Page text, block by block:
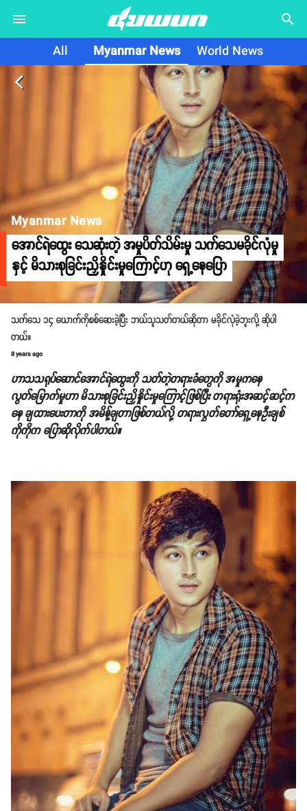
search
All Myanmar News World News
arrow_back_ios
Myanmar News
အောင်ရဲထွေး သေဆုံးတဲ့ အမှုပိတ်သိမ်းမှု သက်သေမခိုင်လုံမှု
နှင့် မိသားစုခြင်းညှိနှိုင်းမှုကြောင့်ဟု ရှေ့နေပြော
သက်သေ ၁၄ ယောက်ကိုစစ်ဆေးခဲ့ပြီး ဘယ်သူသတ်တယ်ဆိုတာ မခိုင်လုံခဲ့ဘူးလို့ ဆိုပါ
တယ်။
8 years ago
ဟာသသရုပ်ဆောင်အောင်ရဲထွေးကို သတ်တဲ့တရားခံတွေကို အမှုကနေ
လွတ်မြောက်မှုဟာ မိသားစုခြင်းညှိနှိုင်းမှုကြောင့်ဖြစ်ပြီး တရားရုံးအဆင့်ဆင့်က
နေ ချထားပေးတာကို အမိန့်ချတာဖြစ်တယ်လို့ တရားလွှတ်တော်ရှေ့နေဦးချစ်
ကိုကိုက ပြောဆိုလိုက်ပါတယ်။